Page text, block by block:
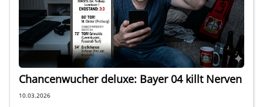
Chancenwucher deluxe: Bayer 04 killt Nerven
10.03.2026